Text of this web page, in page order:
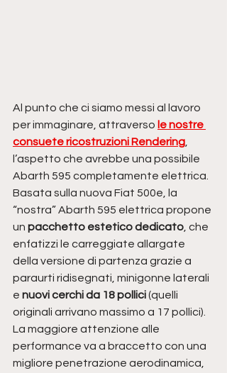
Al punto che ci siamo messi al lavoro
per immaginare, attraverso le nostre
consuete ricostruzioni Rendering
l’aspetto che avrebbe una possibile
Abarth 595 completamente elettrica.
Basata sulla nuova Fiat 500e, la
“nostra” Abarth 595 elettrica propone
un pacchetto estetico dedicato , che
enfatizzi le carreggiate allargate
della versione di partenza grazie a
paraurti ridisegnati, minigonne laterali
e nuovi cerchi da 18 pollici (quelli
originali arrivano massimo a 17 pollici).
La maggiore attenzione alle
performance va a braccetto con una
migliore penetrazione aerodinamica,